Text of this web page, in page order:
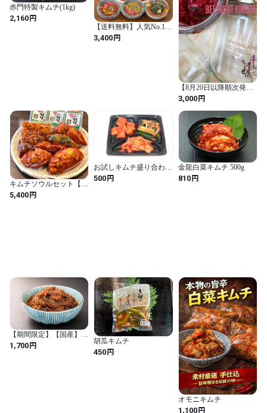
赤門特製キムチ(1kg)
2,160円
【送料無料】人気No.1
げろげろキムチ 3種食べ
比べセット 180g×6｜中
3,400円
【8月20日以降順次発
送】ビーツキムチ
3,000円
キムチソウルセット【送
料込、お買得、おすす
め、数量限定】
5,400円
お試しキムチ盛り合わせ
（ネットショップ限定）
500円
金龍白菜キムチ 500g
810円
【期間限定】【国産】沖
縄県産生もずくキムチ
210g×２【２個セット】
1,700円 胡瓜キムチ
450円
オモニキムチ
1,100円